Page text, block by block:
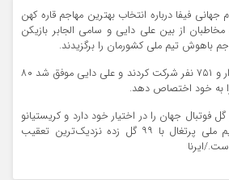
فیفا درباره انتخاب بهترین مهاجم قاره کهن
از بین علی دایی و سامی الجابر بازیکن
باهوش تیم ملی کشورمان را برگزیدند.
در این نظر سنجی ۵۸۳ هزار و ۷۵۱ نفر شرکت کردند و علی دایی موفق شد ۸۰
به خود اختصاص دهد.
آقای گل فوتبال جهان را در اختیار خود دارد و کریستیانو
رونالدو مهاجم سرشناس تیم ملی پرتغال با ۹۹ گل زده نزدیک‌ترین تعقیب
ایرنا